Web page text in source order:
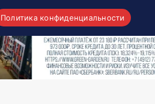
Политика конфиденциальности